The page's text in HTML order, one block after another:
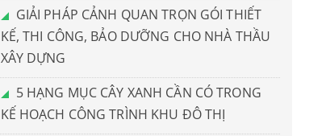
GIẢI PHÁP CẢNH QUAN TRỌN GÓI THIẾT
KẾ, THI CÔNG, BẢO DƯỠNG CHO NHÀ THẦU
XÂY DỰNG
5 HẠNG MỤC CÂY XANH CẦN CÓ TRONG
KẾ HOẠCH CÔNG TRÌNH KHU ĐÔ THỊ